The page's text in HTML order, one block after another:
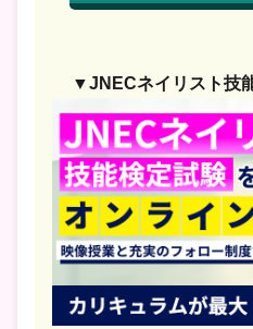
▼JNECネイリスト技